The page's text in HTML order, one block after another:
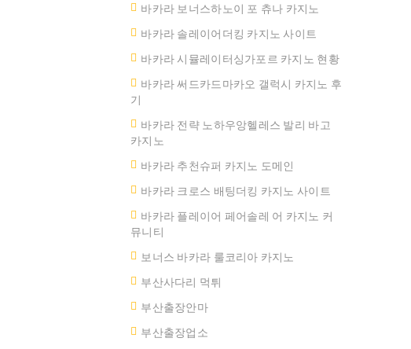
바카라 보너스하노이 포 츄나 카지노
바카라 솔레이어더킹 카지노 사이트
바카라 시뮬레이터싱가포르 카지노 현황
바카라 써드카드마카오 갤럭시 카지노 후
기
바카라 전략 노하우앙헬레스 발리 바고
카지노
바카라 추천슈퍼 카지노 도메인
바카라 크로스 배팅더킹 카지노 사이트
바카라 플레이어 페어솔레 어 카지노 커
뮤니티
보너스 바카라 룰코리아 카지노
부산사다리 먹튀
부산출장안마
부산출장업소